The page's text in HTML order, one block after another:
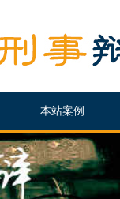
本站案例